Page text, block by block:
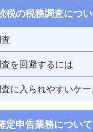
税の税務調査につ
を回避するには
に入られやすいケー
定申告業務について